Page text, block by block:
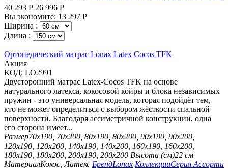
40 293 Р 26 996 Р
Вы экономите: 13 297 Р
Ширина :
Длина :
Ортопедический матрас Lonax Latex Cocos TFK
Aкция
КОД: LO2991
Двусторонний матрас Latex-Cocos TFK на основе
натурального латекса, кокосовой койры и блока независимых
пружин - это универсальная модель, которая подойдёт тем,
кто не может определиться с выбором жёсткости спальной
поверхности. Благодаря ассиметричной конструкции, одна
его сторона имеет...
Размер70х190, 70х200, 80х190, 80х200, 90х190, 90х200,
120х190, 120х200, 140х190, 140х200, 160х190, 160х200,
180х190, 180х200, 200х190, 200х200 Высота (см)22 см
МатериалКокос, Латекс БрендLonax КоллекцииСерия Ассорти